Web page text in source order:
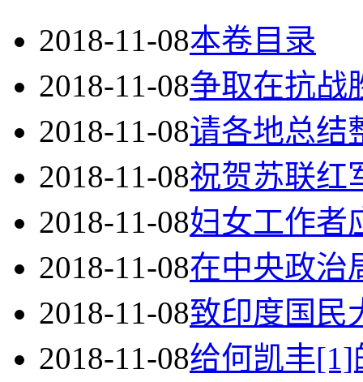
2018-11-08本卷目录
2018-11-08争取在抗战
2018-11-08请各地总结
2018-11-08祝贺苏联红
2018-11-08妇女工作者
2018-11-08在中央政治
2018-11-08致印度国民
2018-11-08给何凯丰[1]